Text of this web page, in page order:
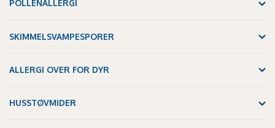
POLLENALLERGI
SKIMMELSVAMPESPORER
ALLERGI OVER FOR DYR
HUSSTØVMIDER